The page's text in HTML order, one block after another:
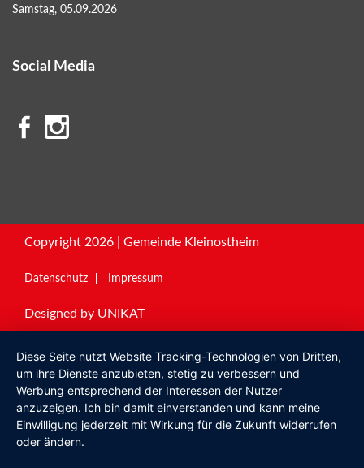
Samstag, 05.09.2026
Social Media
Copyright 2026 | Gemeinde Kleinostheim
Datenschutz Impressum
Designed by UNIKAT
Diese Seite nutzt Website Tracking-Technologien von Dritten,
um ihre Dienste anzubieten, stetig zu verbessern und
Werbung entsprechend der Interessen der Nutzer
anzuzeigen. Ich bin damit einverstanden und kann meine
Einwilligung jederzeit mit Wirkung für die Zukunft widerrufen
oder ändern.